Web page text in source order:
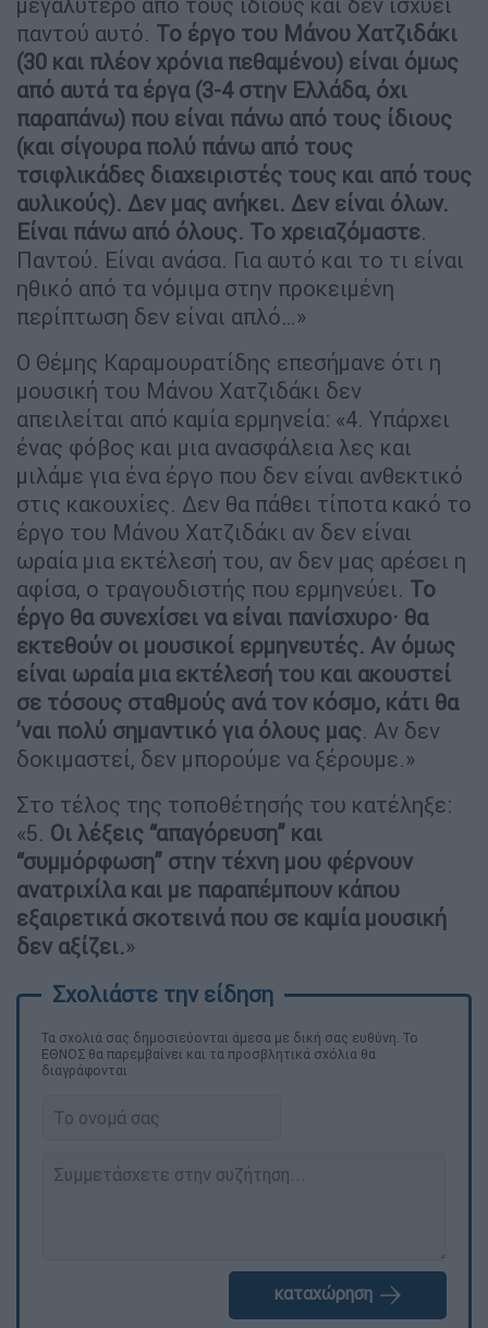
παντού αυτό. Το έργο του Μάνου Χατζιδάκι
(30 και πλέον χρόνια πεθαμένου) είναι όμως
από αυτά τα έργα (3-4 στην Ελλάδα, όχι
παραπάνω) που είναι πάνω από τους ίδιους
(και σίγουρα πολύ πάνω από τους
τσιφλικάδες διαχειριστές τους και από τους
αυλικούς). Δεν μας ανήκει. Δεν είναι όλων.
Είναι πάνω από όλους. Το χρειαζόμαστε.
Παντού. Είναι ανάσα. Για αυτό και το τι είναι
ηθικό από τα νόμιμα στην προκειμένη
περίπτωση δεν είναι απλό…»
Ο Θέμης Καραμουρατίδης επεσήμανε ότι η
μουσική του Μάνου Χατζιδάκι δεν
απειλείται από καμία ερμηνεία: «4. Υπάρχει
ένας φόβος και μια ανασφάλεια λες και
μιλάμε για ένα έργο που δεν είναι ανθεκτικό
στις κακουχίες. Δεν θα πάθει τίποτα κακό το
έργο του Μάνου Χατζιδάκι αν δεν είναι
ωραία μια εκτέλεσή του, αν δεν μας αρέσει η
αφίσα, ο τραγουδιστής που ερμηνεύει. Το
έργο θα συνεχίσει να είναι πανίσχυρο· θα
εκτεθούν οι μουσικοί ερμηνευτές. Αν όμως
είναι ωραία μια εκτέλεσή του και ακουστεί
σε τόσους σταθμούς ανά τον κόσμο, κάτι θα
’ναι πολύ σημαντικό για όλους μας. Αν δεν
δοκιμαστεί, δεν μπορούμε να ξέρουμε.»
Στο τέλος της τοποθέτησής του κατέληξε:
«5. Οι λέξεις “απαγόρευση” και
“συμμόρφωση” στην τέχνη μου φέρνουν
ανατριχίλα και με παραπέμπουν κάπου
εξαιρετικά σκοτεινά που σε καμία μουσική
δεν αξίζει.»
Τα σχολιά σας δημοσιεύονται άμεσα με δική σας ευθύνη. Το
ΕΘΝΟΣ θα παρεμβαίνει και τα προσβλητικά σχόλια θα
διαγράφονται
καταχώρηση